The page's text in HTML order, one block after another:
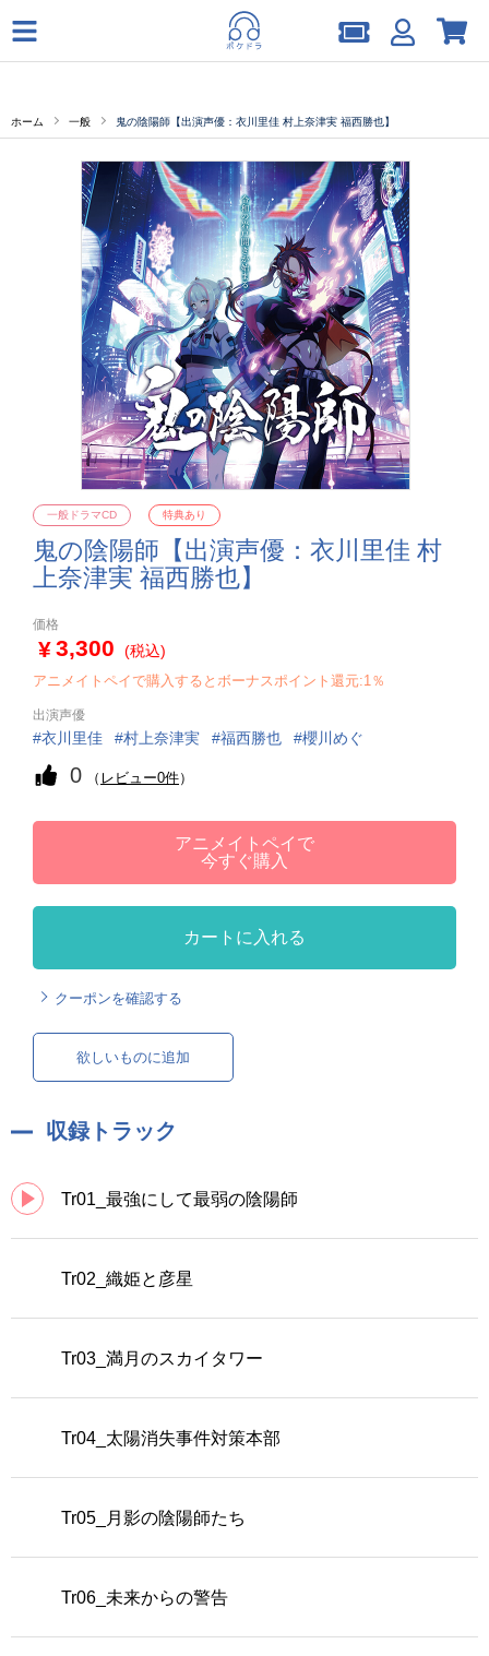
ホーム 一般 鬼の陰陽師【出演声優：衣川里佳 村上奈津実 福西勝也】
鬼の陰陽師【出演声優：衣川里佳 村
上奈津実 福西勝也】
一般ドラマCD 特典あり
価格
3,300 (税込)
アニメイトペイで購入するとボーナスポイント還元:1％
出演声優
衣川里佳 村上奈津実 福西勝也 櫻川めぐ
0 （ レビュー0件）
アニメイトペイで
今すぐ購入
カートに入れる
クーポンを確認する
欲しいものに追加
収録トラック
Tr01_最強にして最弱の陰陽師
Tr02_織姫と彦星
Tr03_満月のスカイタワー
Tr04_太陽消失事件対策本部
Tr05_月影の陰陽師たち
Tr06_未来からの警告